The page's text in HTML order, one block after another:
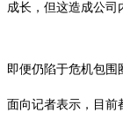
成长，但这造成公司
即便仍陷于危机包围
面向记者表示，目前